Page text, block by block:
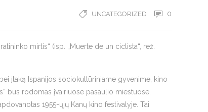
UNCATEGORIZED 0
mirtis“ (isp. „Muerte de un ciclista“, rež.
įtaką Ispanijos sociokultūriniame gyvenime, kino
bus rodomas įvairiuose pasaulio miestuose.
1955-ųjų Kanų kino festivalyje. Tai